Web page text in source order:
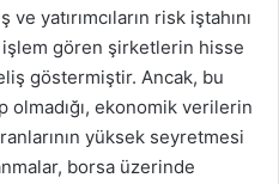
yatırımcıların risk iştahını
işlem gören şirketlerin hisse
göstermiştir. Ancak, bu
ekonomik verilerin
yüksek seyretmesi
borsa üzerinde